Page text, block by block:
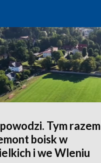
Tym razem
boisk w
i we Wleniu